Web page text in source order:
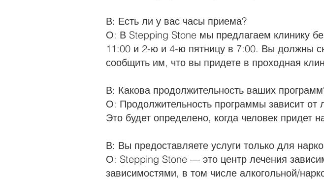
В: Есть ли у вас часы приема?
О: В Stepping Stone мы предлагаем клинику
11:00 и 2-ю и 4-ю пятницу в 7:00. Вы должны
сообщить им, что вы придете в проходная
В: Какова продолжительность ваших
О: Продолжительность программы зависит от
Это будет определено, когда человек придет
В: Вы предоставляете услуги только для
О: Stepping Stone — это центр лечения
зависимостями, в том числе алкогольной/